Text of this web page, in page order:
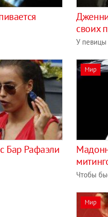
своих
У певицы
Бар Рафаэли
Мир
Чтобы
Мир